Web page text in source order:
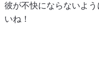
彼が不快にならないよ
いね！